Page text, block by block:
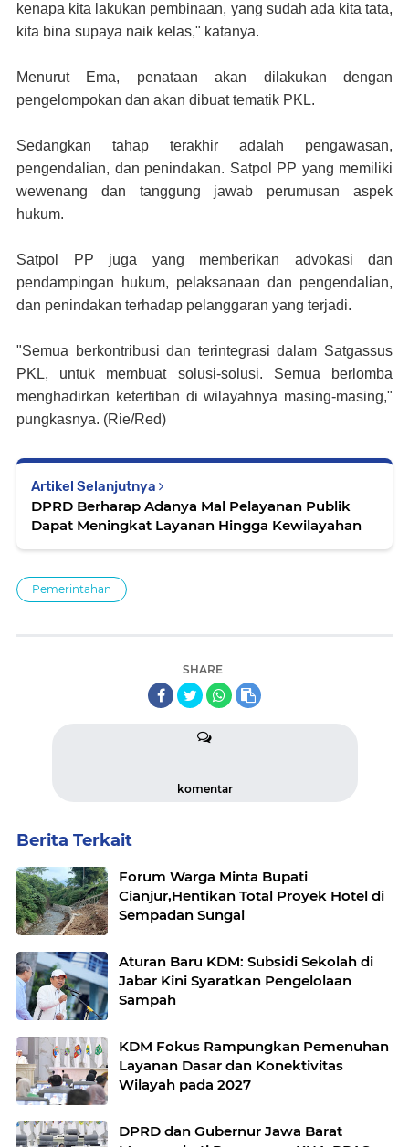
kenapa kita lakukan pembinaan, yang sudah ada kita tata,
kita bina supaya naik kelas," katanya.
Menurut Ema, penataan akan dilakukan dengan
pengelompokan dan akan dibuat tematik PKL.
Sedangkan tahap terakhir adalah pengawasan,
pengendalian, dan penindakan. Satpol PP yang memiliki
wewenang dan tanggung jawab perumusan aspek
hukum.
Satpol PP juga yang memberikan advokasi dan
pendampingan hukum, pelaksanaan dan pengendalian,
dan penindakan terhadap pelanggaran yang terjadi.
"Semua berkontribusi dan terintegrasi dalam Satgassus
PKL, untuk membuat solusi-solusi. Semua berlomba
menghadirkan ketertiban di wilayahnya masing-masing,"
pungkasnya. (Rie/Red)
Artikel Selanjutnya
DPRD Berharap Adanya Mal Pelayanan Publik
Dapat Meningkat Layanan Hingga Kewilayahan
Pemerintahan
SHARE
komentar
Berita Terkait
Forum Warga Minta Bupati
Cianjur,Hentikan Total Proyek Hotel di
Sempadan Sungai
Aturan Baru KDM: Subsidi Sekolah di
Jabar Kini Syaratkan Pengelolaan
Sampah
KDM Fokus Rampungkan Pemenuhan
Layanan Dasar dan Konektivitas
Wilayah pada 2027
DPRD dan Gubernur Jawa Barat